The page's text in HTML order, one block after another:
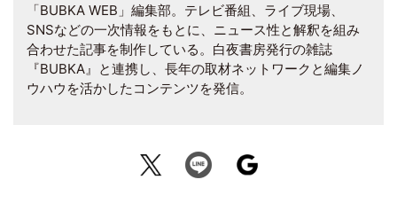
「BUBKA WEB」編集部。テレビ番組、ライブ現場、
SNSなどの一次情報をもとに、ニュース性と解釈を組み
合わせた記事を制作している。白夜書房発行の雑誌
『BUBKA』と連携し、長年の取材ネットワークと編集ノ
ウハウを活かしたコンテンツを発信。